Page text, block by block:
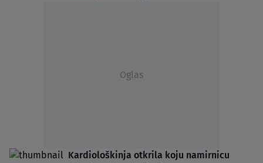
Oglas
Kardiološkinja otkrila koju namirnicu